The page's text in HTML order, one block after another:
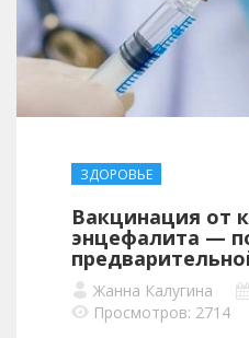
ЗДОРОВЬЕ
Вакцинация от
энцефалита —
Жанна Калугина
Просмотров: 2714